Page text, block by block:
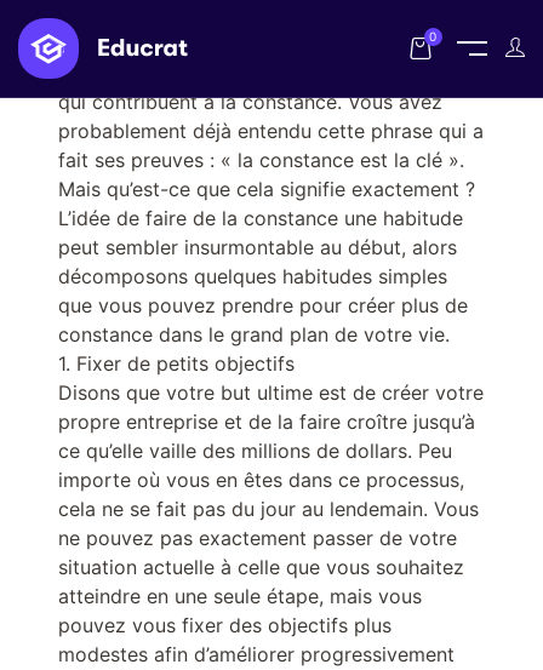
0
Aujourd’hui, nous allons parler des habitudes
qui contribuent à la constance. Vous avez
probablement déjà entendu cette phrase qui a
fait ses preuves : « la constance est la clé ».
Mais qu’est-ce que cela signifie exactement ?
L’idée de faire de la constance une habitude
peut sembler insurmontable au début, alors
décomposons quelques habitudes simples
que vous pouvez prendre pour créer plus de
constance dans le grand plan de votre vie.
1. Fixer de petits objectifs
Disons que votre but ultime est de créer votre
propre entreprise et de la faire croître jusqu’à
ce qu’elle vaille des millions de dollars. Peu
importe où vous en êtes dans ce processus,
cela ne se fait pas du jour au lendemain. Vous
ne pouvez pas exactement passer de votre
situation actuelle à celle que vous souhaitez
atteindre en une seule étape, mais vous
pouvez vous fixer des objectifs plus
modestes afin d’améliorer progressivement